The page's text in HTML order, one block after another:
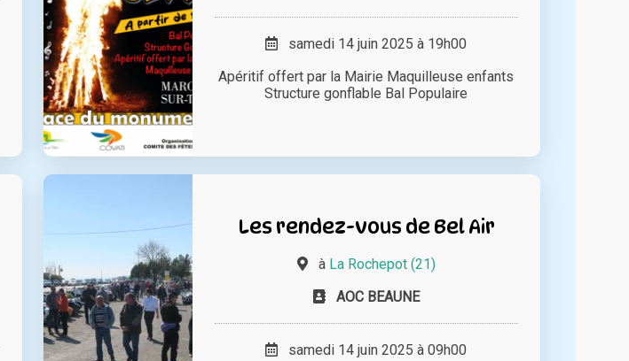
samedi 14 juin 2025 à 19h00
Apéritif offert par la Mairie Maquilleuse enfants
Structure gonflable Bal Populaire
Les rendez-vous de Bel Air
à La Rochepot (21)
AOC BEAUNE
samedi 14 juin 2025 à 09h00